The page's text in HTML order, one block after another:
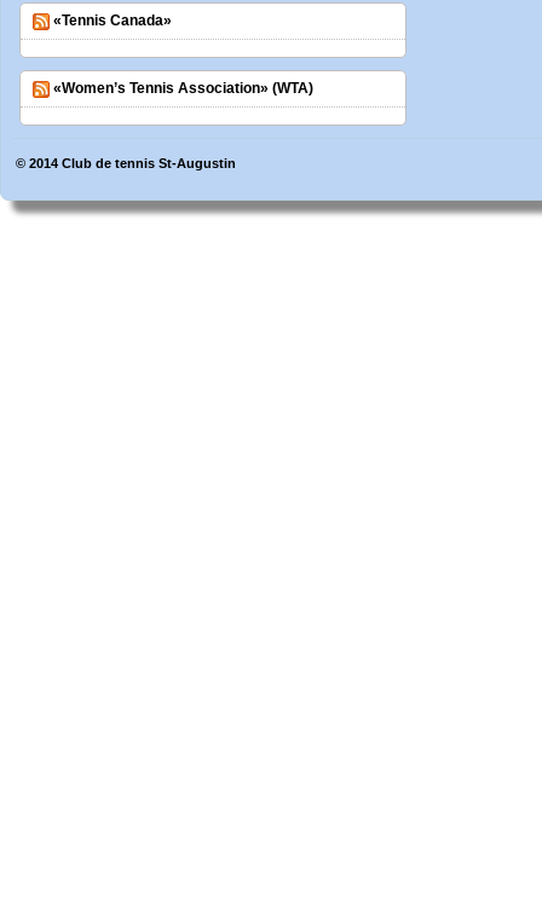
«Tennis Canada»
«Women’s Tennis Association» (WTA)
© 2014 Club de tennis St-Augustin